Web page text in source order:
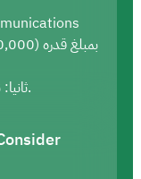
ثانيا: نشر هذه العقوبة في الموقع الإلكتروني للهيئة.